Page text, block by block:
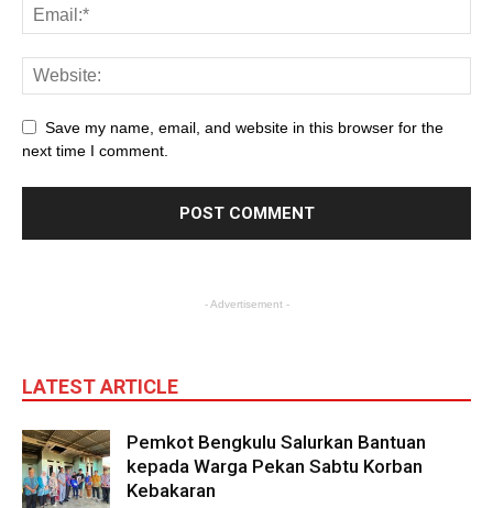
Save my name, email, and website in this browser for the
next time I comment.
- Advertisement -
LATEST ARTICLE
Pemkot Bengkulu Salurkan Bantuan
kepada Warga Pekan Sabtu Korban
Kebakaran